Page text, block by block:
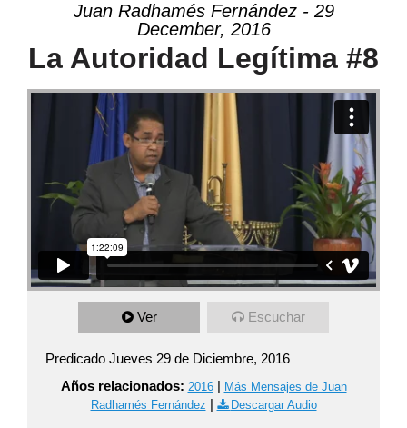
Juan Radhamés Fernández - 29
December, 2016
La Autoridad Legítima #8
Ver Escuchar
Predicado Jueves 29 de Diciembre, 2016
Años relacionados: 2016| Más Mensajes de Juan
Radhamés Fernández | Descargar Audio